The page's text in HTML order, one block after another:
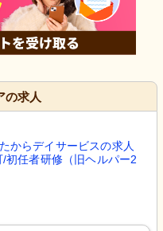
の求人
からデイサービスの求人
初任者研修（旧ヘルパー2